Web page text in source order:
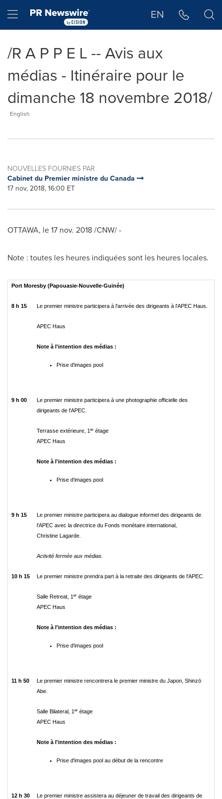
Hamburger menu EN
/R A P P E L -- Avis aux
médias - Itinéraire pour le
dimanche 18 novembre 2018/
English
NOUVELLES FOURNIES PAR
Cabinet du Premier ministre du Canada
17 nov, 2018, 16:00 ET
OTTAWA, le17 nov. 2018/CNW/ -
Note : toutes les heures indiquées sont les heures locales.
Port Moresby (Papouasie-Nouvelle-Guinée)
8 h 15 Le premier ministre participera à l'arrivée des dirigeants à l'APEC Haus.
APEC Haus
Note à l'intention des médias :
Prise d'images pool
9 h 00
Le premier ministre participera à une photographie officielle des
dirigeants de l'APEC.
Terrasse extérieure, 1 er étage
APEC Haus
Note à l'intention des médias :
Prise d'images pool
9 h 15
Le premier ministre participera au dialogue informel des dirigeants de
l'APEC avec la directrice du Fonds monétaire international,
Christine Lagarde.
Activité fermée aux médias.
10 h 15 Le premier ministre prendra part à la retraite des dirigeants de l'APEC.
Salle Retreat, 1 er étage
APEC Haus
Note à l'intention des médias :
Prise d'images pool
11 h 50
Le premier ministre rencontrera le premier ministre du Japon, Shinzō
Abe.
Salle Bilateral, 1 er étage
APEC Haus
Note à l'intention des médias :
Prise d'images pool au début de la rencontre
12 h 30
Le premier ministre assistera au déjeuner de travail des dirigeants de